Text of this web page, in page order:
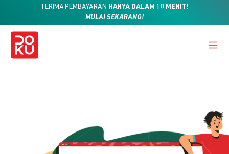
TERIMA PEMBAYARAN HANYA DALAM 10 MENIT!
MULAI SEKARANG!